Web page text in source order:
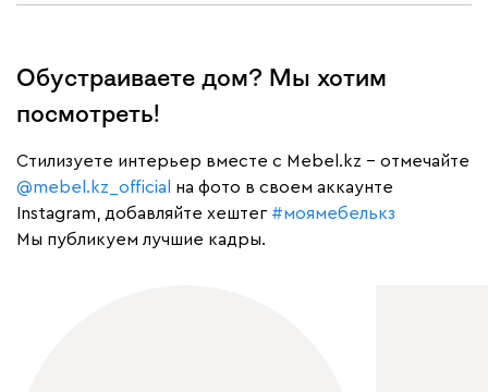
Обустраиваете дом? Мы хотим
посмотреть!
Cтилизуете интерьер вместе с Mebel.kz – отмечайте
@mebel.kz_official
на фото в своем аккаунте
Instagram, добавляйте хештег #моямебелькз
Мы публикуем лучшие кадры.